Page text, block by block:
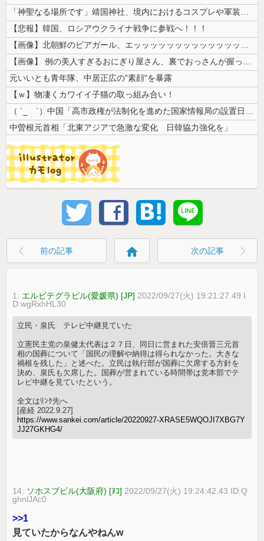
「神聖なる場所です」靖国神社、境内におけるコスプレや軍装の禁止を発表！
【悲報】韓国、ロシアウクライナ戦争に参戦へ！！！
【画像】北朝鮮のビアガール、エッッッッッッッッッッッッッッッッッ！
【画像】 例の美人すぎるおにぎり屋さん、裏でおっさんが握っていたｗｗｗ...
元いいとも青年隊、中居正広の”素顔”を暴露
【ｗ】物凄くカワイイ子猫の取っ組み合い！
（ ´_ゝ`）中国「高市政権が法制化を進めた国家情報局の設置日が7月3...
中曽根元首相「北東アジアで急激な変化 日韓協力強化を」
前の記事 home 次の記事
1: エルビテグラビル(愛媛県) [JP] 2022/09/27(火) 19:21:27.49 I
D:wgRxhHL30
立民・泉氏 テレビ中継見ていた
立憲民主党の泉健太代表は２７日、同日に営まれた安倍晋三元首
相の国葬について「国民の理解や納得は得られなかった。大きな
禍根を残した」と述べた。立民は執行部が国葬に欠席する方針を
決め、泉氏も欠席した。国葬が営まれている時間帯は党本部でテ
レビ中継を見ていたという。
全文はﾘﾝｸ先へ
[産経 2022.9.27]
https://www.sankei.com/article/20220927-XRASE5WQOJI7XBG7Y
JJ27GKHG4/
14: ソホスブビル(大阪府) [ﾇｺ] 2022/09/27(火) 19:24:42.43 ID:Q
ghnlJAc0
>>1
見ていたからなんやねんw